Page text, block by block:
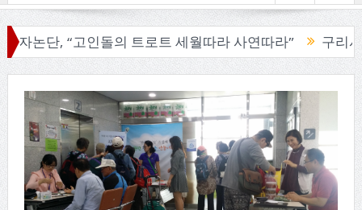
, “고인돌의 트로트 세월따라 사연따라” 구리시의회,